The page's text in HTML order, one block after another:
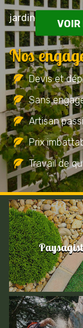
jardin
VOIR
Nos
Devis et
Sans
Artisan
Prix
Travail de